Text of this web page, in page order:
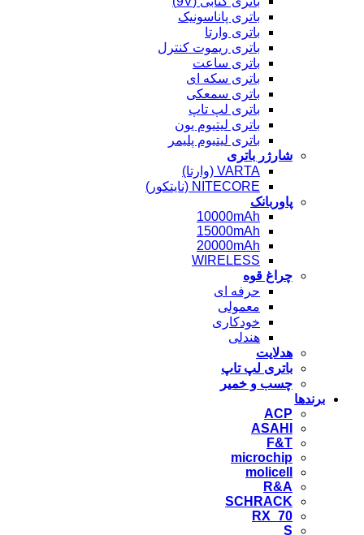
باتری پاناسونیک
باتری وارتا
باتری ریموت کنترل
باتری ساعت
باتری سکه ای
باتری سمعکی
باتری لپ تاپ
باتری لیتیوم یون
باتری لیتیوم پلیمر
شارژر باتری
VARTA (وارتا)
NITECORE (نایتکور)
پاوربانک
10000mAh
15000mAh
20000mAh
WIRELESS
چراغ قوه
حرفه ای
معمولی
خودکاری
هندلی
هدلایت
باتری لپ تاپ
چسب و خمیر
برندها
ACP
ASAHI
F&T
microchip
molicell
R&A
SCHRACK
RX_70
S